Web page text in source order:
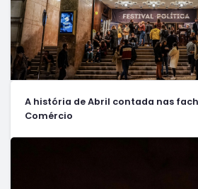
A história de Abril contada nas
Comércio